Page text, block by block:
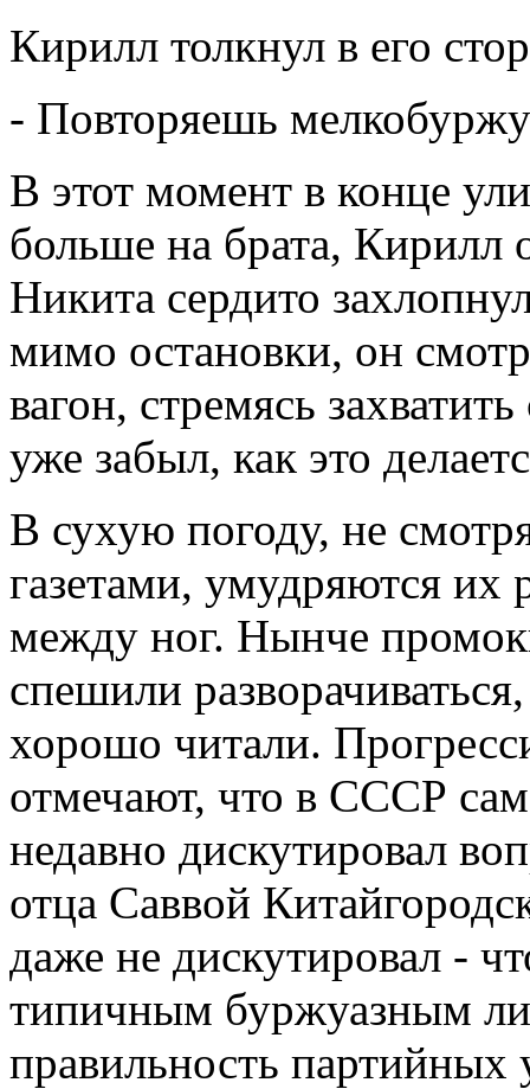
Кирилл толкнул в его
- Повторяешь
В этот момент в конце
больше на брата, Кирилл
Никита сердито
мимо остановки, он
вагон, стремясь
уже забыл, как это
В сухую погоду, не
газетами, умудряются их
между ног. Нынче
спешили
хорошо читали.
отмечают, что в СССР
недавно дискутировал
отца Саввой
даже не дискутировал -
типичным буржуазным
правильность партийных